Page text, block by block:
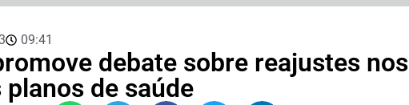
09:41
debate sobre reajustes nos
de saúde